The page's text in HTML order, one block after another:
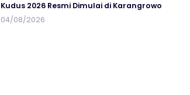
Kudus 2026 Resmi Dimulai di Karangrowo
04/08/2026